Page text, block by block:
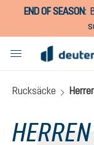
springen
END OF SEASON:
Rucksäcke
HERREN